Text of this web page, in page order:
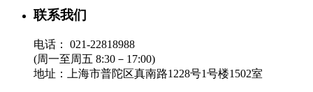
联系我们
电话：
021-22818988
(周一至周五 8:30－17:00)
地址：
上海市普陀区真南路1228号1号楼1502室